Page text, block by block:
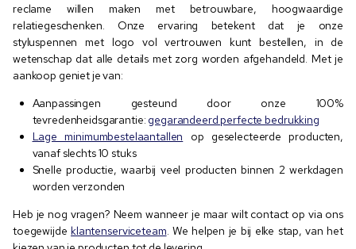
reclame willen maken met betrouwbare, hoogwaardige
relatiegeschenken. Onze ervaring betekent dat je onze
styluspennen met logo vol vertrouwen kunt bestellen, in de
wetenschap dat alle details met zorg worden afgehandeld. Met je
aankoop geniet je van:
Aanpassingen gesteund door onze 100%
tevredenheidsgarantie: gegarandeerd perfecte bedrukking
Lage minimumbestelaantallen op geselecteerde producten,
vanaf slechts 10 stuks
Snelle productie, waarbij veel producten binnen 2 werkdagen
worden verzonden
Heb je nog vragen? Neem wanneer je maar wilt contact op via ons
toegewijdeklantenserviceteam. We helpen je bij elke stap, van het